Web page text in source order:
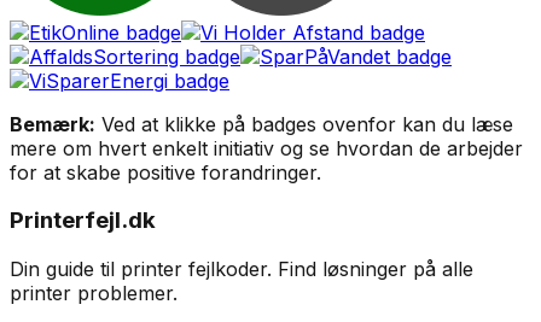
Bemærk: Ved at klikke på badges ovenfor kan du læse
mere om hvert enkelt initiativ og se hvordan de arbejder
for at skabe positive forandringer.
Printerfejl.dk
Din guide til printer fejlkoder. Find løsninger på alle
printer problemer.